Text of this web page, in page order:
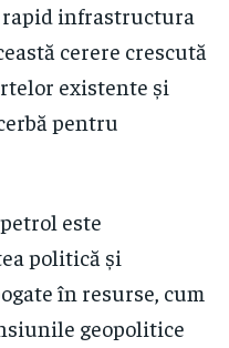
rapid infrastructura
cerere crescută
existente și
pentru
este
politică și
în resurse, cum
geopolitice